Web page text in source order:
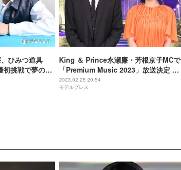
ひみつ道具
初挑戦で夢の共
たい」＜「映
の理想郷」イ
King ＆ Prince永瀬廉・芳根京子MCで
「Premium Music 2023」放送決定 進
化した“ジャニーズ主演ドラマメドレ
ー”も
2023.02.25 20:54
モデルプレス